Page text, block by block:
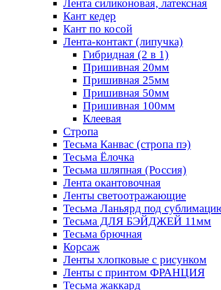
Лента силиконовая, латексная
Кант кедер
Кант по косой
Лента-контакт (липучка)
Гибридная (2 в 1)
Пришивная 20мм
Пришивная 25мм
Пришивная 50мм
Пришивная 100мм
Клеевая
Стропа
Тесьма Канвас (стропа пэ)
Тесьма Ёлочка
Тесьма шляпная (Россия)
Лента окантовочная
Ленты светоотражающие
Тесьма Ланьярд под
Тесьма ДЛЯ БЭЙДЖЕЙ 11мм
Тесьма брючная
Корсаж
Ленты хлопковые с рисунком
Ленты с принтом ФРАНЦИЯ
Тесьма жаккард